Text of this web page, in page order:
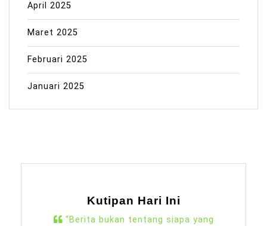
April 2025
Maret 2025
Februari 2025
Januari 2025
Kutipan Hari Ini
“Berita bukan tentang siapa yang